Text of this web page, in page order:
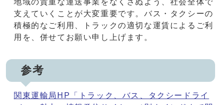
地域の貴重な運送事業をなくさぬよう、社会全体で
支えていくことが大変重要です。バス・タクシーの
積極的なご利用、トラックの適切な運賃によるご利
用を、併せてお願い申し上げます。
参考
関東運輸局HP「トラック、バス、タクシードライ